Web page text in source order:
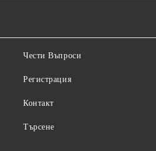
Чести Въпроси
Регистрация
Контакт
Търсене